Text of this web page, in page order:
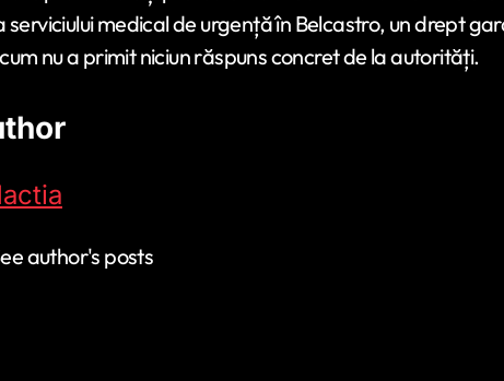
medical de urgență în Belcastro, un drept
nu a primit niciun răspuns concret de la autorități.
author's posts